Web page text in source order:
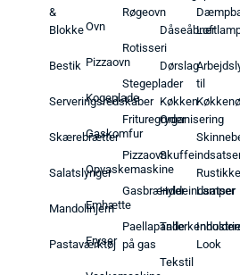
&
Blokke
Bestik
Serveringsredskaber
Skærebrætter
Salatslynger
Mandolinjern
Pastaværktøj
Ovn
Pizzaovn
Kogeplade
Gaskomfur
Opvaskemaskine
Emhætte
Fryser
Røgeovn
Rotisseri
Stegeplader
Frituregryder
Pizzaovn
Gasbrænder
Paellapande
på gas
Dåseåbner
Dørslag
Køkken
Organisering
Hyldeindsatser
Tekstil
til
Rustikke
Lamper
Look